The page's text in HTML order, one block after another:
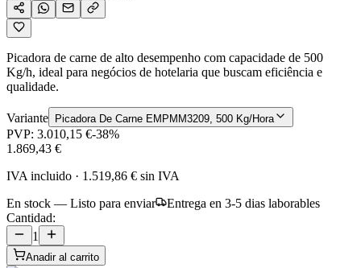
Picadora de carne de alto desempenho com capacidade de 500
Kg/h, ideal para negócios de hotelaria que buscam eficiência e
qualidade.
Variante Picadora De Carne EMPMM3209, 500 Kg/Hora
PVP: 3.010,15 €-38%
1.869,43 €
IVA incluido · 1.519,86 € sin IVA
En stock — Listo para enviar
Entrega en 3-5 dias laborables
Cantidad:
1
Anadir al carrito